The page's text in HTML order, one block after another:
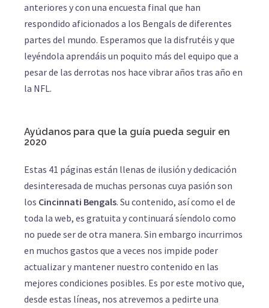
anteriores y con una encuesta final que han
respondido aficionados a los Bengals de diferentes
partes del mundo. Esperamos que la disfrutéis y que
leyéndola aprendáis un poquito más del equipo que a
pesar de las derrotas nos hace vibrar años tras año en
la NFL.
Ayúdanos para que la guía pueda seguir en
2020
Estas 41 páginas están llenas de ilusión y dedicación
desinteresada de muchas personas cuya pasión son
los Cincinnati Bengals. Su contenido, así como el de
toda la web, es gratuita y continuará síendolo como
no puede ser de otra manera. Sin embargo incurrimos
en muchos gastos que a veces nos impide poder
actualizar y mantener nuestro contenido en las
mejores condiciones posibles. Es por este motivo que,
desde estas líneas, nos atrevemos a pedirte una